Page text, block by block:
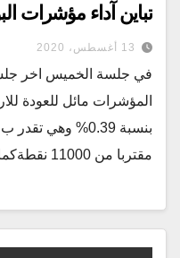
تباين آداء مؤشرات
13 أغسطس، 2020
في جلسة الخميس اخر
مقتربا من 11000 نقطةكما…